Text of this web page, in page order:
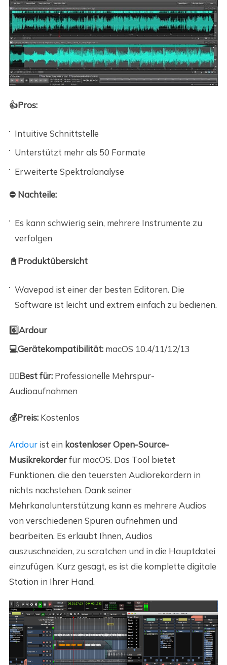
👍Pros:
Intuitive Schnittstelle
Unterstützt mehr als 50 Formate
Erweiterte Spektralanalyse
⛔ Nachteile:
Es kann schwierig sein, mehrere Instrumente zu
verfolgen
📓Produktübersicht
Wavepad ist einer der besten Editoren. Die
Software ist leicht und extrem einfach zu bedienen.
6️⃣Ardour
💻Gerätekompatibilität:macOS 10.4/11/12/13
🙆‍♀️Best für:Professionelle Mehrspur-
Audioaufnahmen
💰Preis:Kostenlos
Ardourist ein kostenloser Open-Source-
Musikrekorderfür macOS. Das Tool bietet
Funktionen, die den teuersten Audiorekordern in
nichts nachstehen. Dank seiner
Mehrkanalunterstützung kann es mehrere Audios
von verschiedenen Spuren aufnehmen und
bearbeiten. Es erlaubt Ihnen, Audios
auszuschneiden, zu scratchen und in die Hauptdatei
einzufügen. Kurz gesagt, es ist die komplette digitale
Station in Ihrer Hand.